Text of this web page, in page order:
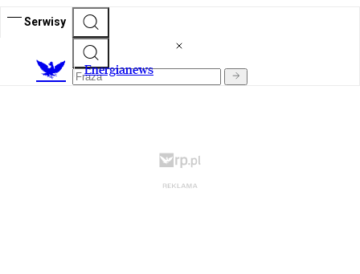
Serwisy
Energianews